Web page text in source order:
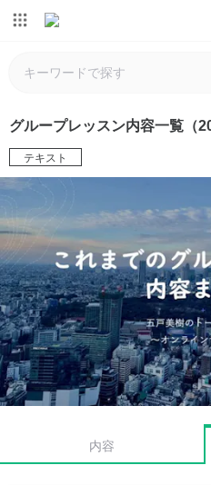
グループレッスン内容一覧（
テキスト
内容